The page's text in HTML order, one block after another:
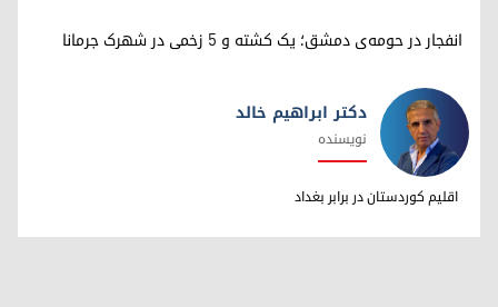
انفجار در حومه‌ی دمشق؛ یک کشته و ۵ زخمی در شهرک جرمانا
دکتر ابراهیم خالد
دکتر ابراهیم خالد
نویسنده
اقلیم کوردستان در برابر بغداد